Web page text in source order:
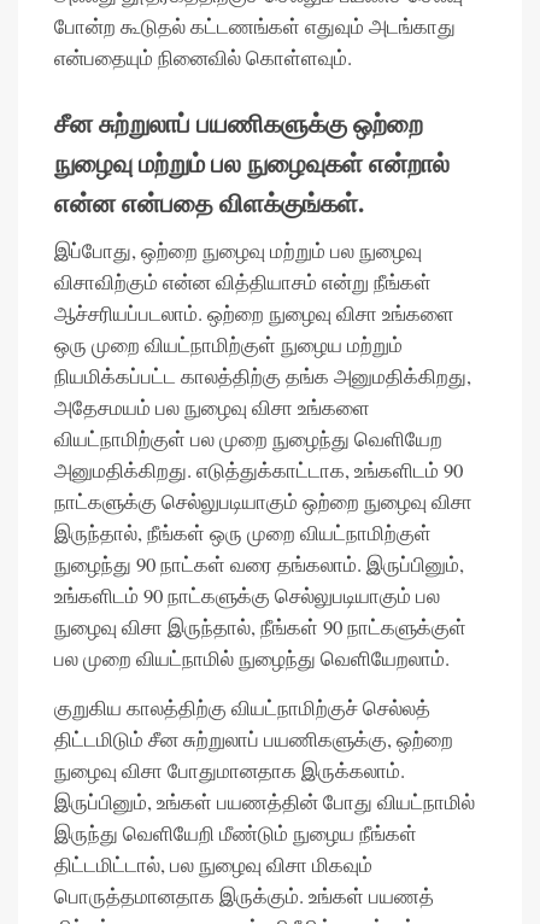
போன்ற கூடுதல் கட்டணங்கள் எதுவும் அடங்காது
என்பதையும் நினைவில் கொள்ளவும்.
சீன சுற்றுலாப் பயணிகளுக்கு ஒற்றை
நுழைவு மற்றும் பல நுழைவுகள் என்றால்
என்ன என்பதை விளக்குங்கள்.
இப்போது, ​​ஒற்றை நுழைவு மற்றும் பல நுழைவு
விசாவிற்கும் என்ன வித்தியாசம் என்று நீங்கள்
ஆச்சரியப்படலாம். ஒற்றை நுழைவு விசா உங்களை
ஒரு முறை வியட்நாமிற்குள் நுழைய மற்றும்
நியமிக்கப்பட்ட காலத்திற்கு தங்க அனுமதிக்கிறது,
அதேசமயம் பல நுழைவு விசா உங்களை
வியட்நாமிற்குள் பல முறை நுழைந்து வெளியேற
அனுமதிக்கிறது. எடுத்துக்காட்டாக, உங்களிடம் 90
நாட்களுக்கு செல்லுபடியாகும் ஒற்றை நுழைவு விசா
இருந்தால், நீங்கள் ஒரு முறை வியட்நாமிற்குள்
நுழைந்து 90 நாட்கள் வரை தங்கலாம். இருப்பினும்,
உங்களிடம் 90 நாட்களுக்கு செல்லுபடியாகும் பல
நுழைவு விசா இருந்தால், நீங்கள் 90 நாட்களுக்குள்
பல முறை வியட்நாமில் நுழைந்து வெளியேறலாம்.
குறுகிய காலத்திற்கு வியட்நாமிற்குச் செல்லத்
திட்டமிடும் சீன சுற்றுலாப் பயணிகளுக்கு, ஒற்றை
நுழைவு விசா போதுமானதாக இருக்கலாம்.
இருப்பினும், உங்கள் பயணத்தின் போது வியட்நாமில்
இருந்து வெளியேறி மீண்டும் நுழைய நீங்கள்
திட்டமிட்டால், பல நுழைவு விசா மிகவும்
பொருத்தமானதாக இருக்கும். உங்கள் பயணத்